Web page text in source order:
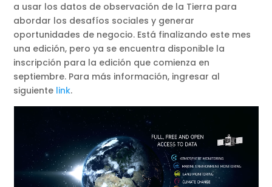
a usar los datos de observación de la Tierra para
abordar los desafíos sociales y generar
oportunidades de negocio. Está finalizando este mes
una edición, pero ya se encuentra disponible la
inscripción para la edición que comienza en
septiembre. Para más información, ingresar al
siguiente link.